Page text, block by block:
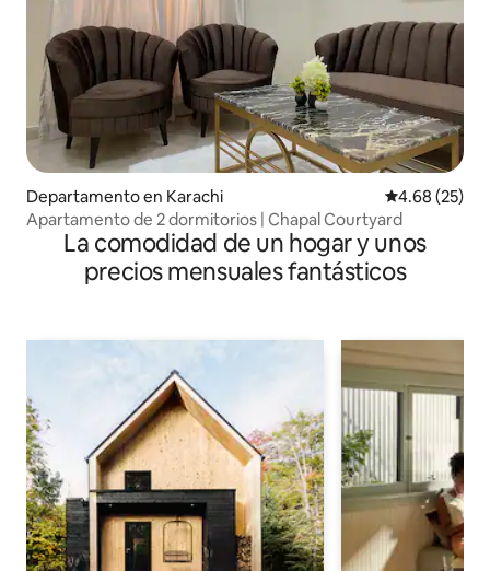
Departamento en Karachi Calificación
4.68 (25)
Apartamento de 2 dormitorios | Chapal Courtyard
La comodidad de un hogar y unos
precios mensuales fantásticos